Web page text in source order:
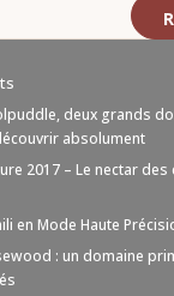
deux grands
absolument
2017 – Le nectar des
en Mode Haute
: un domaine